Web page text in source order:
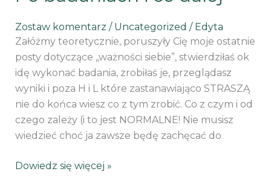
Zostaw komentarz / Uncategorized / Edyta
Załóżmy teoretycznie, poruszyły Cię moje ostatnie
posty dotyczące „ważności siebie”, stwierdziłaś ok
idę wykonać badania, zrobiłaś je, przeglądasz
wyniki i poza H i L które zastanawiająco STRASZĄ
nie do końca wiesz co z tym zrobić. Co z czym i od
czego zależy (i to jest NORMALNE! Nie musisz
wiedzieć choć ja zawsze będę zachęcać do
dalej
Dowiedz się więcej »